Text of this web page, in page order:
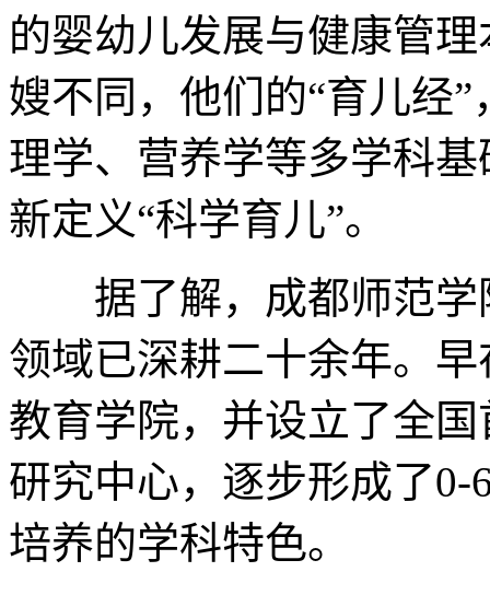
的婴幼儿发展与健康管
嫂不同，他们的“育儿经
理学、营养学等多学科
新定义“科学育儿”。
据了解，成都师范学
领域已深耕二十余年。
教育学院，并设立了全
研究中心，逐步形成了
培养的学科特色。